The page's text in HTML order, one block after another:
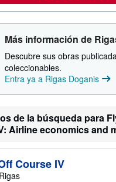
í
i
s
o
b
l
a
r
i
a
Más información de
Descubre sus obras
coleccionables.
Entra ya a Rigas Doganis
de la búsqueda para
Airline economics and
Course IV